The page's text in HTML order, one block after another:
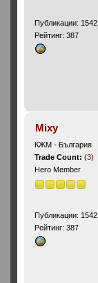
Публикации: 1542
Рейтинг: 387
Mixy
КЖМ - България
Trade Count:(3)
Hero Member
Публикации: 1542
Рейтинг: 387